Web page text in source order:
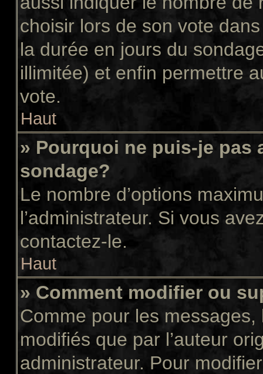
choisir lors de son vote
la durée en jours du
illimitée) et enfin permettre
vote.
Haut
» Pourquoi ne puis-je pas
sondage?
Le nombre d’options
l’administrateur. Si vous
contactez-le.
Haut
» Comment modifier ou
Comme pour les
modifiés que par l’auteur
administrateur. Pour